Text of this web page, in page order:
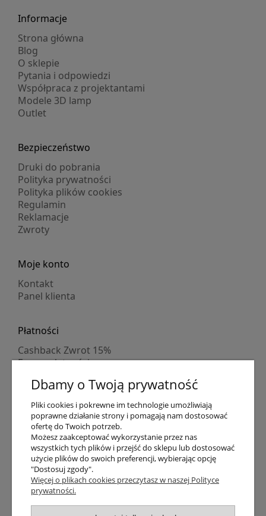
Informacje
Strona główna
Blog
O sklepie
Pytania i odpowiedzi
Współpraca z projektantami
Modele 3D lamp
Outlet
Bezpieczeństwo
Druki do pobrania
Polityka prywatności
Polityka plików cookies
Regulamin
Reklamacje
Zwroty
Moje konto
Kontakt
Panel klienta
Płatności
Cashback Zwrot 15%
Formy płatności
Numer konta
PayPo kupujesz, nie płacisz
Progi rabatowe
Promocje
Dostawa
Czas wysyłki
Dostawa
Śledzenie przesyłki GLS
Dbamy o Twoją prywatność
Pliki cookies i pokrewne im technologie umożliwiają
poprawne działanie strony i pomagają nam dostosować
ofertę do Twoich potrzeb.
Możesz zaakceptować wykorzystanie przez nas
wszystkich tych plików i przejść do sklepu lub dostosować
użycie plików do swoich preferencji, wybierając opcję
"Dostosuj zgody".
Więcej o plikach cookies przeczytasz w naszej Polityce
prywatności.